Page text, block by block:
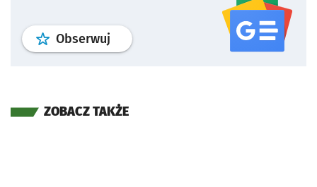
Obserwuj profil serwisu
ZOBACZ TAKŻE